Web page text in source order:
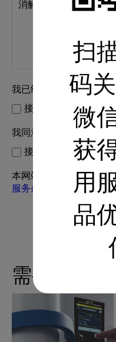
我已经阅读了 隐私政策
接受*
我同意接收VELP的来信*
接受
本网站受 reCAPTCHA
服务条款
需要支持
扫
码
微
获
用
品